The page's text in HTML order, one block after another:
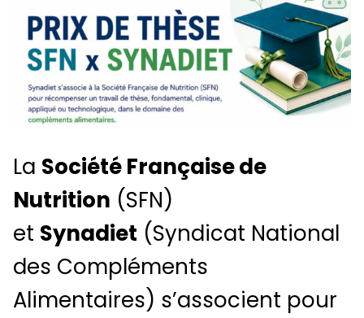
La Société Française de
Nutrition (SFN)
et Synadiet (Syndicat National
des Compléments
Alimentaires) s’associent pour